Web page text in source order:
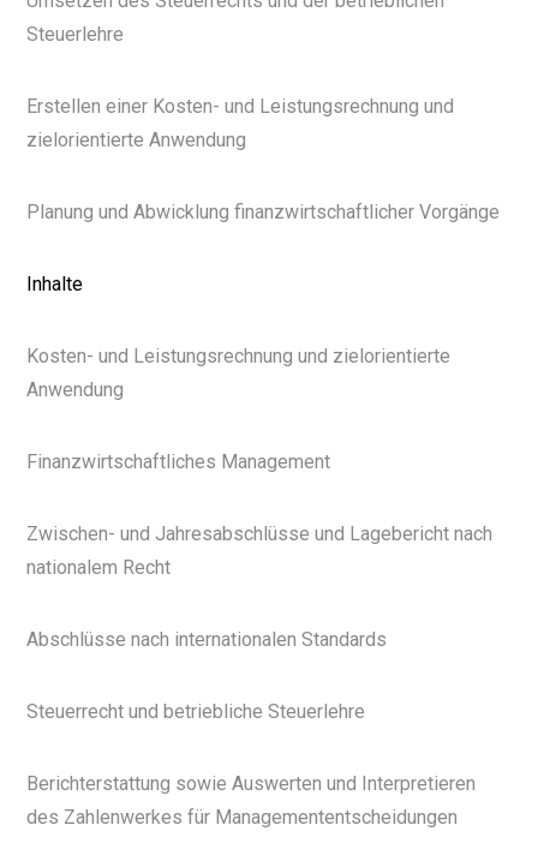
Steuerlehre
Erstellen einer Kosten- und Leistungsrechnung und
zielorientierte Anwendung
Planung und Abwicklung finanzwirtschaftlicher Vorgänge
Inhalte
Kosten- und Leistungsrechnung und zielorientierte
Anwendung
Finanzwirtschaftliches Management
Zwischen- und Jahresabschlüsse und Lagebericht nach
nationalem Recht
Abschlüsse nach internationalen Standards
Steuerrecht und betriebliche Steuerlehre
Berichterstattung sowie Auswerten und Interpretieren
des Zahlenwerkes für Managemententscheidungen